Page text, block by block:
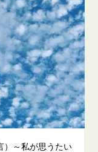
）～私が思うたい